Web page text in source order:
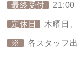
最終受付 21:00
定休日 木曜日
※ 各スタッフ